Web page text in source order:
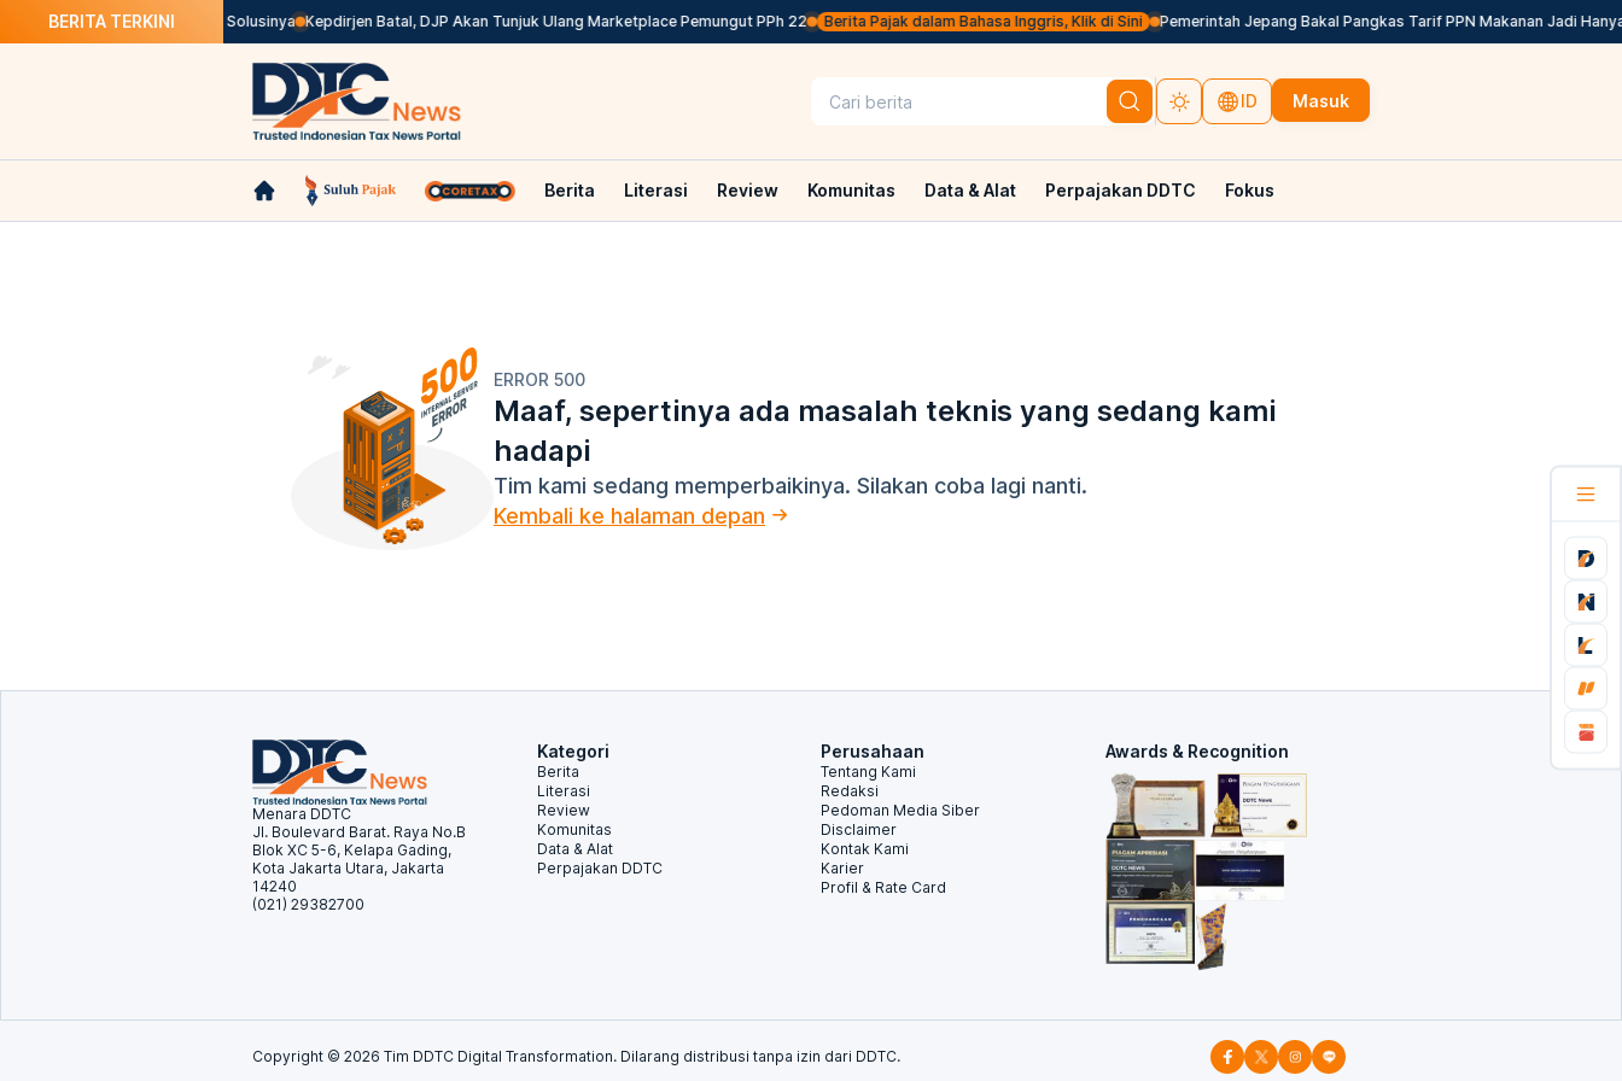
BERITA TERKINI
Tak Valid di Coretax? Ini Solusinya Kepdirjen Batal, DJP Akan Tunjuk Ulang Marketplace Pemungut PPh 22 Berita Pajak dalam Bahasa Inggris, Klik di Sini Pemerintah Jepang Bakal Pangkas Tarif PPN Makanan Jadi Hanya
ID Masuk
Berita Literasi Review Komunitas Data & Alat Perpajakan DDTC Fokus
ERROR 500
Maaf, sepertinya ada masalah teknis yang sedang kami
hadapi
Tim kami sedang memperbaikinya. Silakan coba lagi nanti.
Kembali ke halaman depan
Menara DDTC
Jl. Boulevard Barat. Raya No.B
Blok XC 5-6, Kelapa Gading,
Kota Jakarta Utara, Jakarta
14240
(021) 29382700
Kategori
Berita
Literasi
Review
Komunitas
Data & Alat
Perpajakan DDTC
Perusahaan
Tentang Kami
Redaksi
Pedoman Media Siber
Disclaimer
Kontak Kami
Karier
Profil & Rate Card
Awards & Recognition
Copyright © 2026 Tim DDTC Digital Transformation. Dilarang distribusi tanpa izin dari DDTC.